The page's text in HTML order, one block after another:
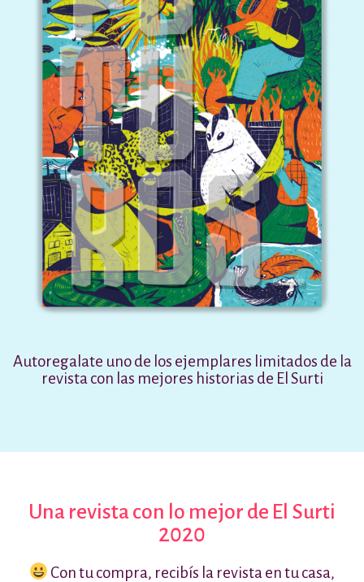
especiales
invasores vip
estronismo climático
escuelas fumigadas
historia de las mujeres
patria contratista
plan del terror
consumo ilustrado
surti impreso
Autoregalate uno de los ejemplares limitados de la
revista con las mejores historias de El Surti
Una revista con lo mejor de El Surti
2020
Con tu compra, recibís la revista en tu casa,